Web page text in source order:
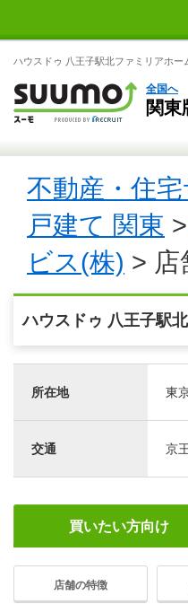
ハウスドゥ 八王子駅北ファミリアホ
全国へ
関東
不動産・住
戸建て 関東 >
ビス(株) > 店
ハウスドゥ 八王子駅
所在地 東
交通 京
買いたい方向け
店舗の特徴